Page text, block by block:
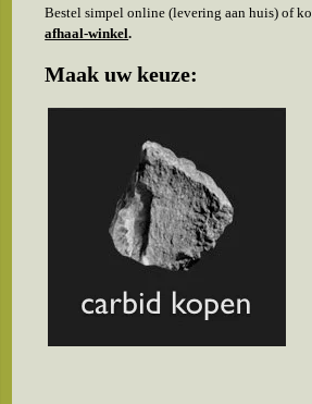
Bestel simpel online (levering aan huis) of
afhaal-winkel.
Maak uw keuze: